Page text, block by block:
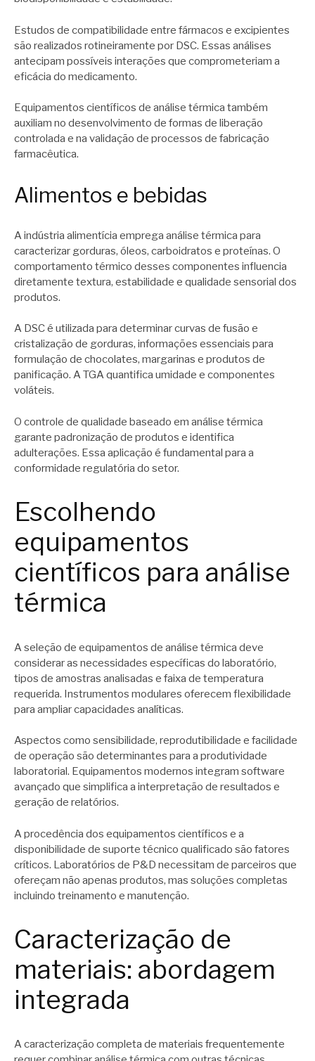
Estudos de compatibilidade entre fármacos e excipientes
são realizados rotineiramente por DSC. Essas análises
antecipam possíveis interações que comprometeriam a
eficácia do medicamento.
Equipamentos científicos de análise térmica também
auxiliam no desenvolvimento de formas de liberação
controlada e na validação de processos de fabricação
farmacêutica.
Alimentos e bebidas
A indústria alimentícia emprega análise térmica para
caracterizar gorduras, óleos, carboidratos e proteínas. O
comportamento térmico desses componentes influencia
diretamente textura, estabilidade e qualidade sensorial dos
produtos.
A DSC é utilizada para determinar curvas de fusão e
cristalização de gorduras, informações essenciais para
formulação de chocolates, margarinas e produtos de
panificação. A TGA quantifica umidade e componentes
voláteis.
O controle de qualidade baseado em análise térmica
garante padronização de produtos e identifica
adulterações. Essa aplicação é fundamental para a
conformidade regulatória do setor.
Escolhendo
equipamentos
científicos para análise
térmica
A seleção de equipamentos de análise térmica deve
considerar as necessidades específicas do laboratório,
tipos de amostras analisadas e faixa de temperatura
requerida. Instrumentos modulares oferecem flexibilidade
para ampliar capacidades analíticas.
Aspectos como sensibilidade, reprodutibilidade e facilidade
de operação são determinantes para a produtividade
laboratorial. Equipamentos modernos integram software
avançado que simplifica a interpretação de resultados e
geração de relatórios.
A procedência dos equipamentos científicos e a
disponibilidade de suporte técnico qualificado são fatores
críticos. Laboratórios de P&D necessitam de parceiros que
ofereçam não apenas produtos, mas soluções completas
incluindo treinamento e manutenção.
Caracterização de
materiais: abordagem
integrada
A caracterização completa de materiais frequentemente